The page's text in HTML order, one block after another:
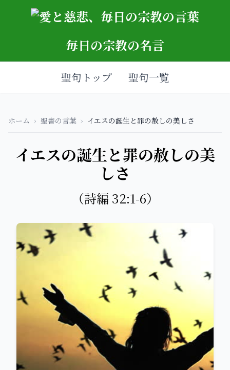
毎日の宗教の名言
聖句トップ 聖句一覧
ホーム › 聖書の言葉 › イエスの誕生と罪の赦しの美しさ
イエスの誕生と罪の赦しの美
しさ
（詩編 32:1-6）